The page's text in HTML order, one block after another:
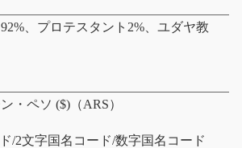
、プロテスタント2%、ユダヤ教
・ペソ ($)（ARS）
/2文字国名コード/数字国名コード